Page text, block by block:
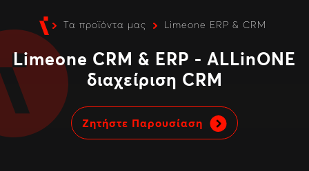
Τα προϊόντα μας Limeone ERP & CRM
Limeone CRM & ERP - ALLinONE
διαχείριση CRM
Ζητήστε Παρουσίαση